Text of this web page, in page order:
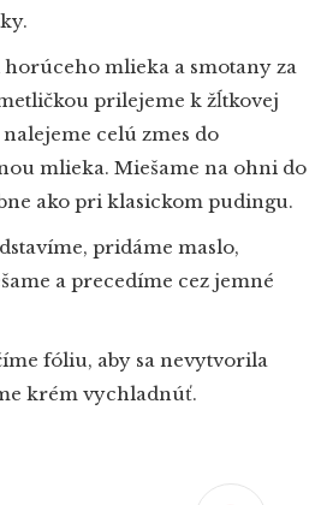
horúceho mlieka a smotany za
prilejeme k žĺtkovej
celú zmes do
mlieka. Miešame na ohni do
ako pri klasickom pudingu.
pridáme maslo,
a precedíme cez jemné
fóliu, aby sa nevytvorila
krém vychladnúť.